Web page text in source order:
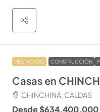
DESTACADO CONSTRUCCIÓN
Casas en
CHINCHINÁ, CALDAS
Desde$634.400.000